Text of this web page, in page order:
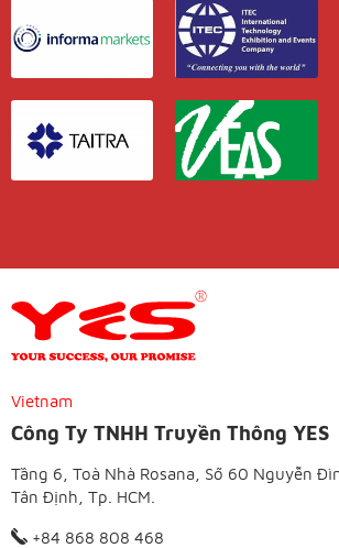
Vietnam
Công Ty TNHH Truyền Thông YES
Tầng 6, Toà Nhà Rosana, Số 60 Nguyễn
Tân Định, Tp. HCM.
+84 868 808 468